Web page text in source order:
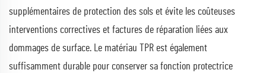
supplémentaires de protection des sols et évite les coûteuses
interventions correctives et factures de réparation liées aux
dommages de surface. Le matériau TPR est également
suffisamment durable pour conserver sa fonction protectrice